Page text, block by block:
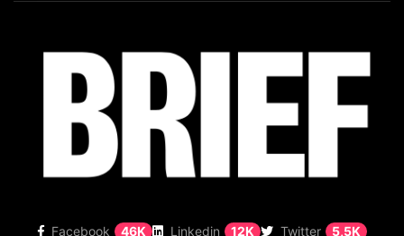
Facebook 46K Linkedin 12K Twitter 5,5K